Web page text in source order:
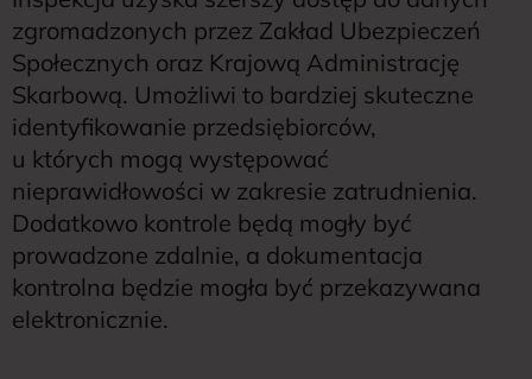
zgromadzonych przez Zakład Ubezpieczeń
Społecznych oraz Krajową Administrację
Skarbową. Umożliwi to bardziej skuteczne
identyfikowanie przedsiębiorców,
u których mogą występować
nieprawidłowości w zakresie zatrudnienia.
Dodatkowo kontrole będą mogły być
prowadzone zdalnie, a dokumentacja
kontrolna będzie mogła być przekazywana
elektronicznie.